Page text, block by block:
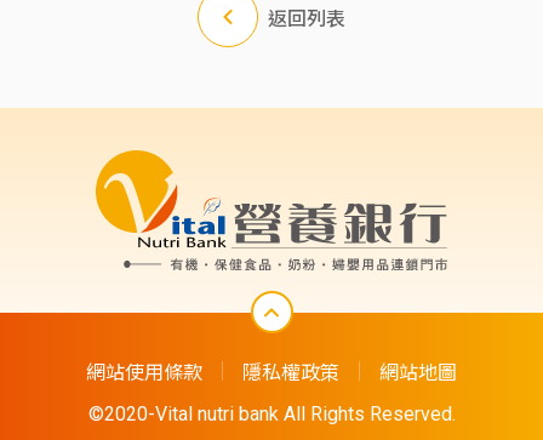
返回列表
網站使用條款 隱私權政策 網站地圖
©2020-Vital nutri bank All Rights Reserved.